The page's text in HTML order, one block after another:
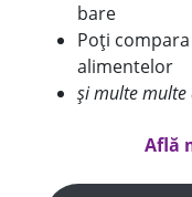
bare
Poți
alimentelor
și multe multe
Află